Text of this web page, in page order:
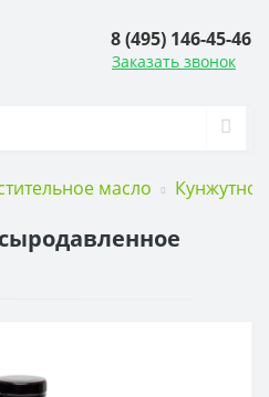
8 (495) 146-45-46
Заказать звонок
масло